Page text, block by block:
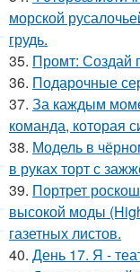
морской
грудь.
35. Промт: Создай
36. Подарочные
37. За каждым
команда, которая
38. Модель в
в руках торт с
39. Портрет
высокой моды
газетных листов.
40. День 17. Я -